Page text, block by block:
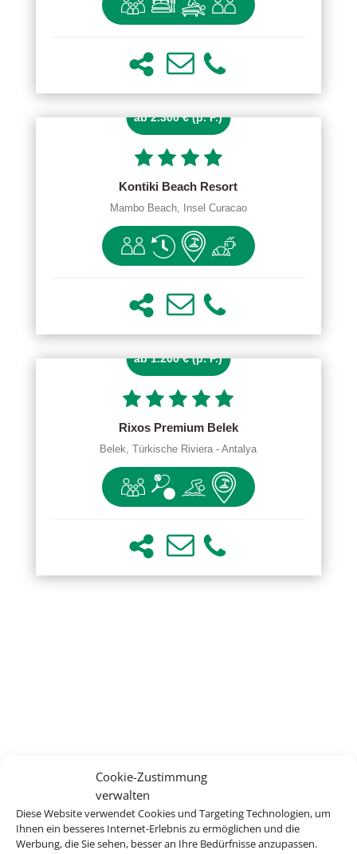
Cookie-Zustimmung
verwalten
Diese Website verwendet Cookies und Targeting Technologien, um
Ihnen ein besseres Internet-Erlebnis zu ermöglichen und die
Werbung, die Sie sehen, besser an Ihre Bedürfnisse anzupassen.
ab 2.300 € (p. P.)
Kontiki Beach Resort
Mambo Beach, Insel Curacao
ab 1.200 € (p. P.)
Rixos Premium Belek
Belek, Türkische Riviera - Antalya